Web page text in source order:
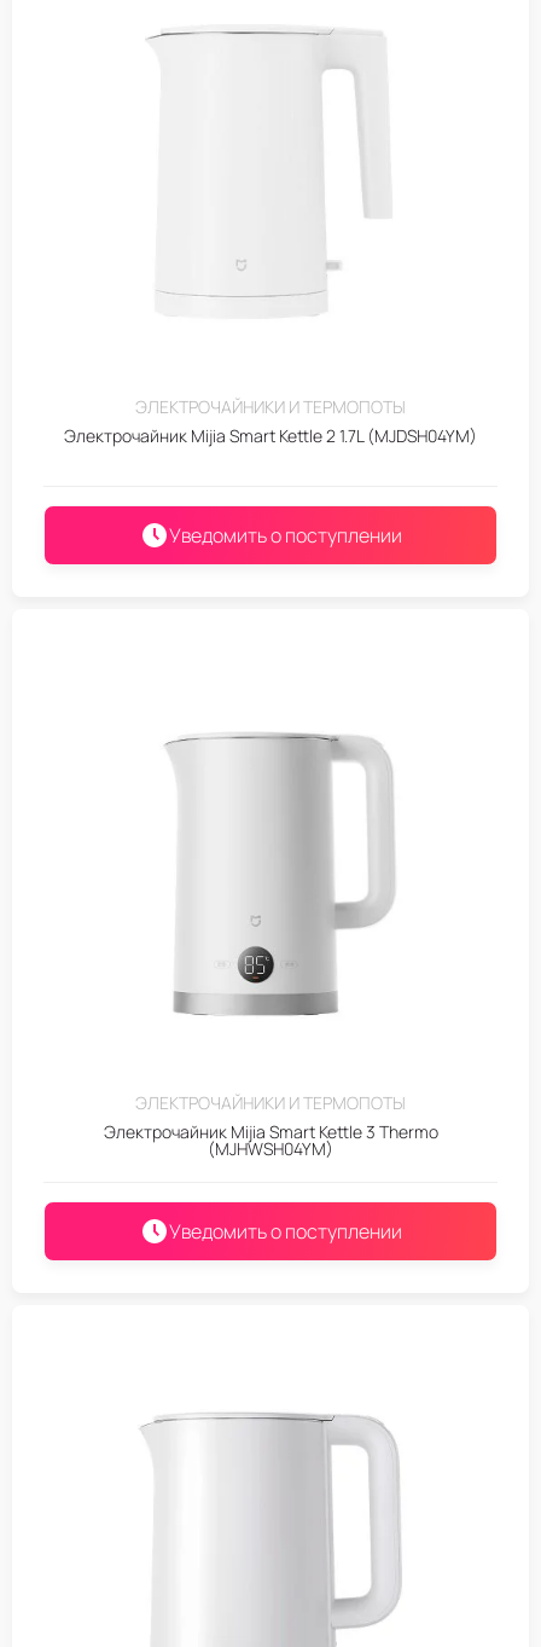
ЭЛЕКТРОЧАЙНИКИ И ТЕРМОПОТЫ
Электрочайник Mijia Smart Kettle 2 1.7L (MJDSH04YM)
Уведомить о поступлении
ЭЛЕКТРОЧАЙНИКИ И ТЕРМОПОТЫ
Электрочайник Mijia Smart Kettle 3 Thermo
(MJHWSH04YM)
Уведомить о поступлении